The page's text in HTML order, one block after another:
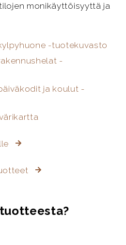
monikäyttöisyyttä ja
-tuotekuvasto
-
ja koulut -